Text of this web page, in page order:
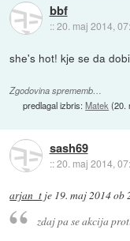
bbf
::20. maj 2014,
she's hot! kje se da
Zgodovina sprememb…
predlagal izbris:Matek (20.
sash69
::20. maj 2014,
arjan_t je 19. maj 2014 ob
zdaj pa se akcija